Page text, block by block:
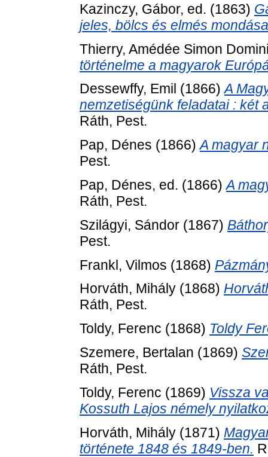
Kazinczy, Gábor, ed. (1863)
jeles, bölcs és elmés
Thierry, Amédée Simon
történelme a magyarok
Dessewffy, Emil (1866)A
nemzetiségünk feladatai : két
Ráth, Pest.
Pap, Dénes (1866)A magyar
Pest.
Pap, Dénes, ed. (1866)A
Ráth, Pest.
Szilágyi, Sándor (1867)
Pest.
Frankl, Vilmos (1868)
Horváth, Mihály (1868)
Ráth, Pest.
Toldy, Ferenc (1868) Toldy
Szemere, Bertalan (1869)
Ráth, Pest.
Toldy, Ferenc (1869) Vissza
Kossuth Lajos némely
Horváth, Mihály (1871)
története 1848 és 1849-ben.